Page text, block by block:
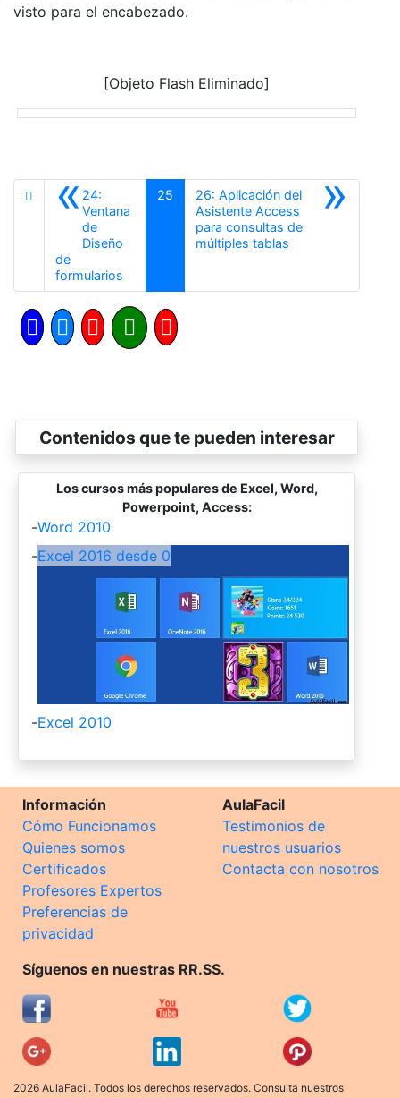
visto para el encabezado.
[Objeto Flash Eliminado]
«24:
Ventana
de
Diseño
de
formularios
25 »
26: Aplicación del
Asistente Access
para consultas de
múltiples tablasSiguiente
Contenidos que te pueden interesar
Los cursos más populares de Excel, Word,
Powerpoint, Access:
-Word 2010
-Excel 2016 desde 0
-Excel 2010
Información
Cómo Funcionamos
Quienes somos
Certificados
Profesores Expertos
Preferencias de
privacidad
AulaFacil
Testimonios de
nuestros usuarios
Contacta con nosotros
Síguenos en nuestras RR.SS.
2026 AulaFacil. Todos los derechos reservados. Consulta nuestros